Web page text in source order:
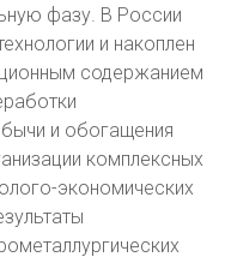
фазу. В России
и накоплен
содержанием
и обогащения
комплексных
экономических